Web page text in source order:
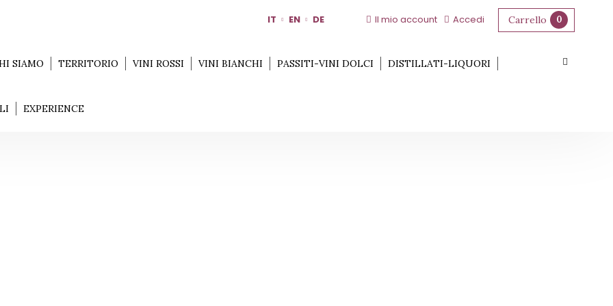
Il mio account Accedi Carrello 0
IT EN DE
SIAMO TERRITORIO VINI ROSSI VINI BIANCHI PASSITI-VINI DOLCI DISTILLATI-LIQUORI
EXPERIENCE